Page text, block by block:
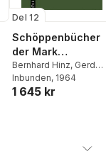
Del 12
Schöppenbücher
der Mark
Brandenburg
Bernhard Hinz, Gerd
Heinrich
Inbunden, 1964
1 645 kr